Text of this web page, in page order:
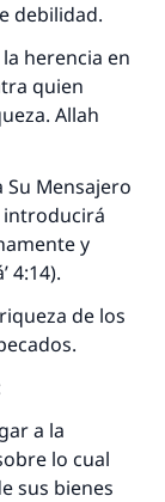
debilidad.
herencia en
quien
Allah
Su Mensajero
introducirá
y
4:14).
de los
a la
lo cual
sus bienes